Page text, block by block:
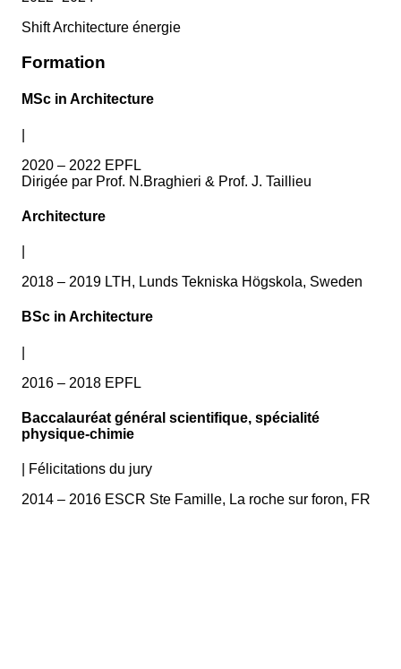
Shift Architecture énergie
Formation
MSc in Architecture
2020 – 2022 EPFL
Dirigée par Prof. N.Braghieri & Prof. J. Taillieu
Architecture
2018 – 2019 LTH, Lunds Tekniska Högskola, Sweden
BSc in Architecture
2016 – 2018 EPFL
Baccalauréat général scientifique, spécialité
physique-chimie
Félicitations du jury
2014 – 2016 ESCR Ste Famille, La roche sur foron, FR